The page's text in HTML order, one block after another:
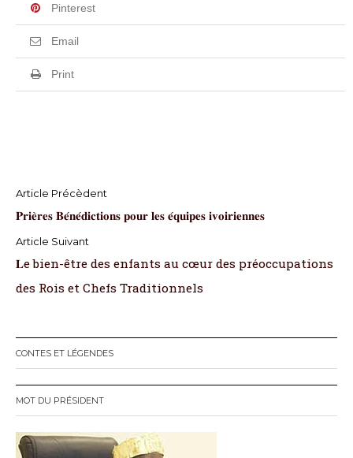
Pinterest
Email
Print
N
a
v
i
a
t
i
o
𝐏𝐫𝐢𝐞̀𝐫𝐞𝐬 𝐁𝐞́𝐧𝐞́𝐝𝐢𝐜𝐭𝐢𝐨𝐧𝐬 𝐩𝐨𝐮𝐫 𝐥𝐞𝐬 𝐞́𝐪𝐮𝐢𝐩𝐞𝐬 𝐢𝐯𝐨𝐢𝐫𝐢𝐞𝐧𝐧𝐞𝐬
𝐋e bien-être des enfants au cœur des préoccupations
des Rois et Chefs Traditionnels
CONTES ET LÉGENDES
MOT DU PRÉSIDENT